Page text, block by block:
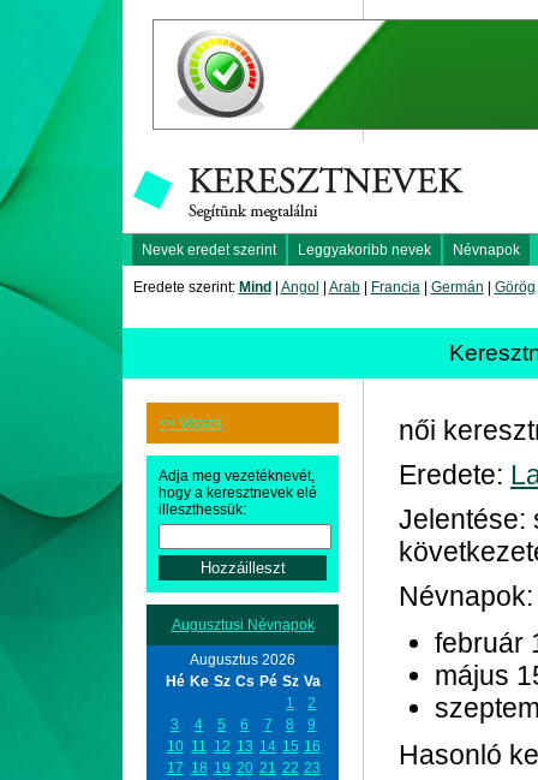
Nevek eredet szerint Leggyakoribb nevek Névnapok
Eredete szerint: Mind Angol Arab| Francia| Germán Görög
<< Vissza
Adja meg vezetéknevét,
hogy a keresztnevek elé
illeszthessük:
Augusztusi Névnapok
Augusztus 2026
Hé Ke Sz Cs Pé Sz Va
1
2
3
4 5 6 7 8
9
10 11 12 13 14 15 16
17 18 19 20 21 22 23
női
Eredete:
Jelentése:
Névnapok:
február
május
Hasonló